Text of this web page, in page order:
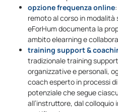
opzione frequenza online
remoto al corso in modalità
eForHum documenta la
ambito elearning e
training support &
tradizionale training
organizzative e personali,
coach esperto in processi
potenziale che segue
all’instruttore, dal colloquio